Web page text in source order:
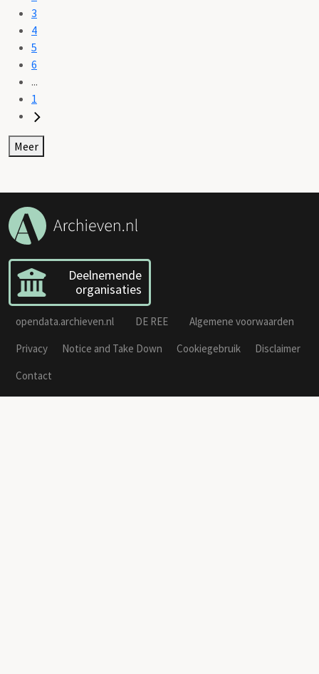
3
4
5
6
...
1
Meer
Deelnemende
organisaties
opendata.archieven.nl DE REE
Algemene voorwaarden
Privacy
Notice and Take Down Cookiegebruik
Disclaimer
Contact